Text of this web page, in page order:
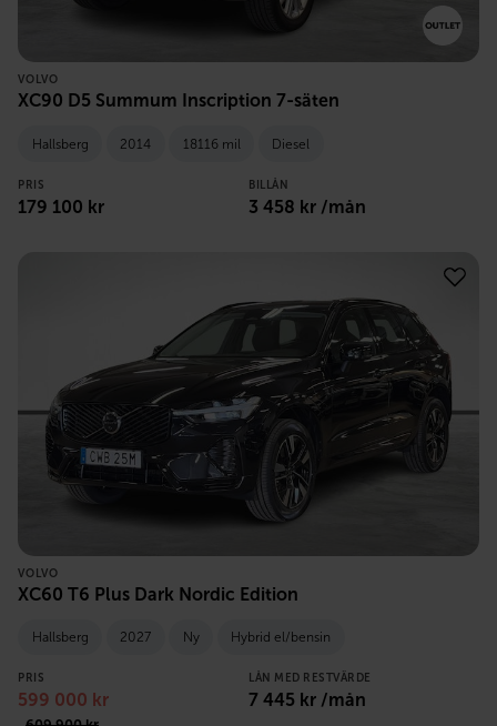
VOLVO
XC90 D5 Summum Inscription 7-säten
Hallsberg 2014 18116 mil Diesel
PRIS
179 100 kr
BILLÅN
3 458 kr /mån
VOLVO
XC60 T6 Plus Dark Nordic Edition
Hallsberg 2027 Ny Hybrid el/bensin
PRIS
599 000 kr
LÅN MED RESTVÄRDE
7 445 kr /mån